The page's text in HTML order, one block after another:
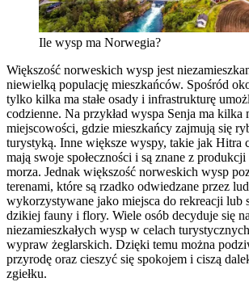
Ile wysp ma Norwegia?
Większość norweskich wysp jest
niewielką populację mieszkańców. Spośród
tylko kilka ma stałe osady i infrastrukturę
codzienne. Na przykład wyspa Senja ma kilka
miejscowości, gdzie mieszkańcy zajmują się
turystyką. Inne większe wyspy, takie jak Hitra
mają swoje społeczności i są znane z
morza. Jednak większość norweskich wysp
terenami, które są rzadko odwiedzane przez
wykorzystywane jako miejsca do rekreacji lub
dzikiej fauny i flory. Wiele osób decyduje się
niezamieszkałych wysp w celach
wypraw żeglarskich. Dzięki temu można
przyrodę oraz cieszyć się spokojem i ciszą
zgiełku.